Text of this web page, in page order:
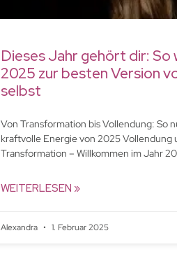
Dieses Jahr gehört dir: So
2025 zur besten Version
selbst
Von Transformation bis Vollendung: So
kraftvolle Energie von 2025 Vollendung
Transformation – Willkommen im Jahr
WEITERLESEN »
Alexandra 1. Februar 2025